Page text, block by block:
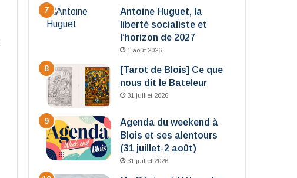
Antoine Huguet, la
liberté socialiste et
l’horizon de 2027
1 août 2026
[Tarot de Blois] Ce que
nous dit le Bateleur
31 juillet 2026
Agenda du weekend à
Blois et ses alentours
(31 juillet-2 août)
31 juillet 2026